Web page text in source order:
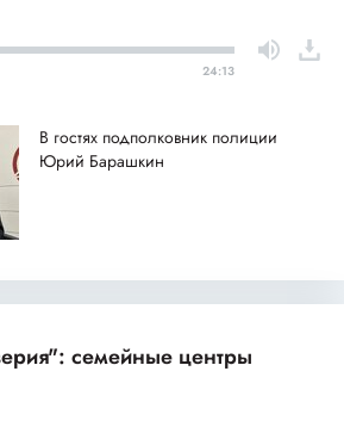
24:13
В гостях подполковник полиции
Юрий Барашкин
семейные центры